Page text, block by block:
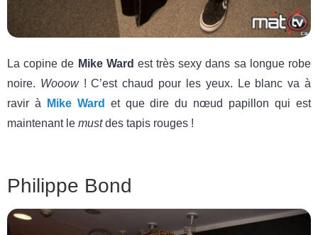
La copine de Mike Ward est très sexy dans sa longue robe
noire. Wooow ! C’est chaud pour les yeux. Le blanc va à
ravir à
Mike Ward
et que dire du nœud papillon qui est
maintenant le mustdes tapis rouges !
Philippe Bond